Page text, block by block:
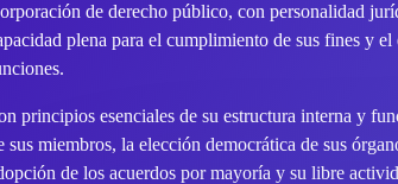
de derecho público, con personalidad
plena para el cumplimiento de sus fines y el
principios esenciales de su estructura interna y
sus miembros, la elección democrática de sus
de los acuerdos por mayoría y su libre